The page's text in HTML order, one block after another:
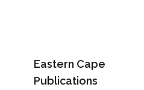
Eastern Cape
Publications